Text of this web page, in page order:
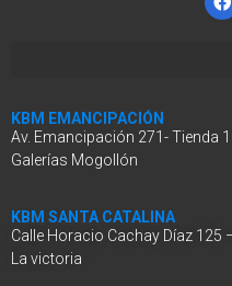
KBM EMANCIPACIÓN
Av. Emancipación 271- Tienda
Galerías Mogollón
KBM SANTA CATALINA
Calle Horacio Cachay Díaz 125
La victoria